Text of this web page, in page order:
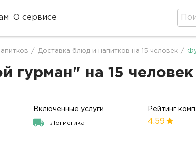
О сервисе
/ Доставка блюд и напитков на 15 человек /
на 15 человек
Включенные услуги
Логистика
Рейтинг
4.59